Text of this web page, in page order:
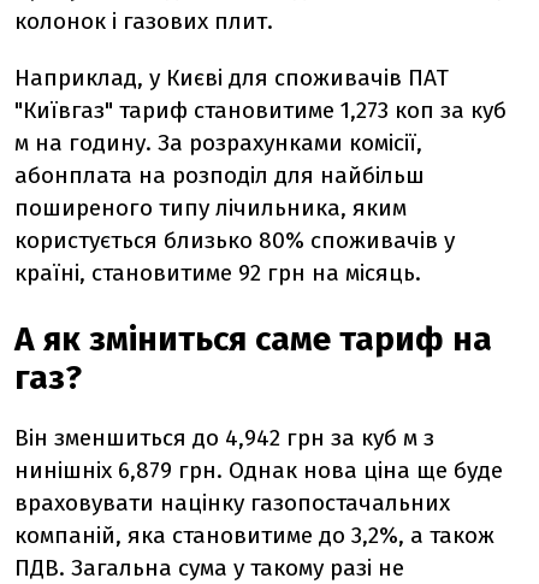
колонок і газових плит.
Наприклад, у Києві для споживачів ПАТ
"Київгаз" тариф становитиме 1,273 коп за куб
м на годину. За розрахунками комісії,
абонплата на розподіл для найбільш
поширеного типу лічильника, яким
користується близько 80% споживачів у
країні, становитиме 92 грн на місяць.
А як зміниться саме тариф на
газ?
Він зменшиться до 4,942 грн за куб м з
нинішніх 6,879 грн. Однак нова ціна ще буде
враховувати націнку газопостачальних
компаній, яка становитиме до 3,2%, а також
ПДВ. Загальна сума у такому разі не